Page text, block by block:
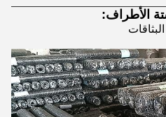
الأطراف: